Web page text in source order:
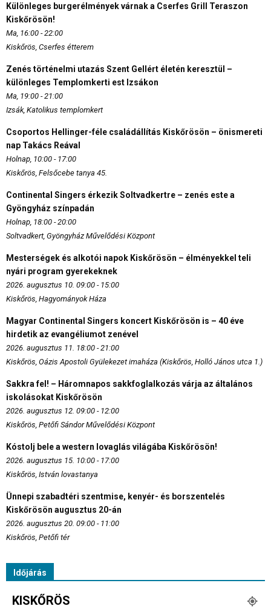
Különleges burgerélmények várnak a Cserfes Grill Teraszon
Kiskőrösön!
Ma, 16:00 - 22:00
Kiskőrös, Cserfes étterem
Zenés történelmi utazás Szent Gellért életén keresztül –
különleges Templomkerti est Izsákon
Ma, 19:00 - 21:00
Izsák, Katolikus templomkert
Csoportos Hellinger-féle családállítás Kiskőrösön – önismereti
nap Takács Reával
Holnap, 10:00 - 17:00
Kiskőrös, Felsőcebe tanya 45.
Continental Singers érkezik Soltvadkertre – zenés este a
Gyöngyház színpadán
Holnap, 18:00 - 20:00
Soltvadkert, Gyöngyház Művelődési Központ
Mesterségek és alkotói napok Kiskőrösön – élményekkel teli
nyári program gyerekeknek
2026. augusztus 10. 09:00 - 15:00
Kiskőrös, Hagyományok Háza
Magyar Continental Singers koncert Kiskőrösön is – 40 éve
hirdetik az evangéliumot zenével
2026. augusztus 11. 18:00 - 21:00
Kiskőrös, Oázis Apostoli Gyülekezet imaháza (Kiskőrös, Holló János utca 1.)
Sakkra fel! – Háromnapos sakkfoglalkozás várja az általános
iskolásokat Kiskőrösön
2026. augusztus 12. 09:00 - 12:00
Kiskőrös, Petőfi Sándor Művelődési Központ
Kóstolj bele a western lovaglás világába Kiskőrösön!
2026. augusztus 15. 10:00 - 17:00
Kiskőrös, István lovastanya
Ünnepi szabadtéri szentmise, kenyér- és borszentelés
Kiskőrösön augusztus 20-án
2026. augusztus 20. 09:00 - 11:00
Kiskőrös, Petőfi tér
Időjárás
KISKŐRÖS